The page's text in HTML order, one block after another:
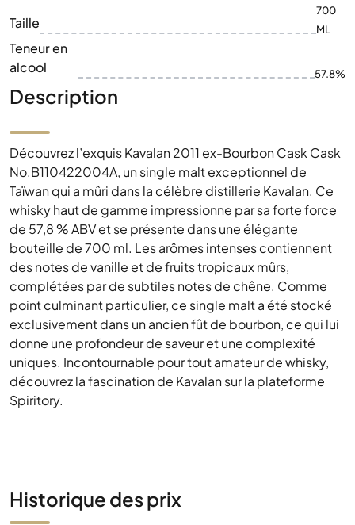
Taille
700
ML
Teneur en
alcool
57.8%
Description
Découvrez l’exquis Kavalan 2011 ex-Bourbon Cask Cask
No.B110422004A, un single malt exceptionnel de
Taïwan qui a mûri dans la célèbre distillerie Kavalan. Ce
whisky haut de gamme impressionne par sa forte force
de 57,8 % ABV et se présente dans une élégante
bouteille de 700 ml. Les arômes intenses contiennent
des notes de vanille et de fruits tropicaux mûrs,
complétées par de subtiles notes de chêne. Comme
point culminant particulier, ce single malt a été stocké
exclusivement dans un ancien fût de bourbon, ce qui lui
donne une profondeur de saveur et une complexité
uniques. Incontournable pour tout amateur de whisky,
découvrez la fascination de Kavalan sur la plateforme
Spiritory.
Historique des prix